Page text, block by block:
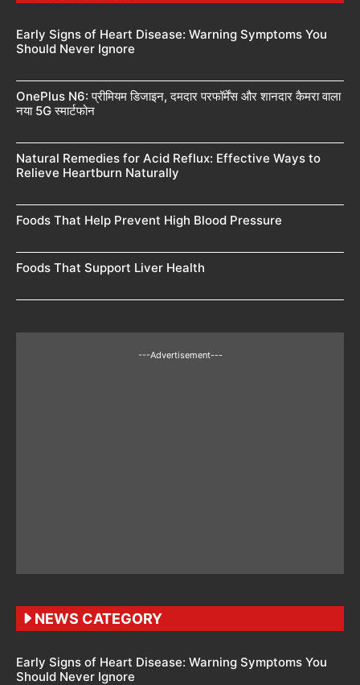
Early Signs of Heart Disease: Warning Symptoms You
Should Never Ignore
OnePlus N6: प्रीमियम डिजाइन, दमदार परफॉर्मेंस और शानदार कैमरा वाला
नया 5G स्मार्टफोन
Natural Remedies for Acid Reflux: Effective Ways to
Relieve Heartburn Naturally
Foods That Help Prevent High Blood Pressure
Foods That Support Liver Health
---Advertisement---
NEWS CATEGORY
Early Signs of Heart Disease: Warning Symptoms You
Should Never Ignore